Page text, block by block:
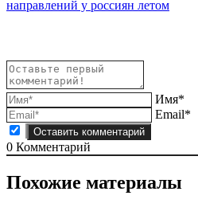
записям
направлений у россиян летом
Имя*
Email*
0 Комментарий
Похожие материалы